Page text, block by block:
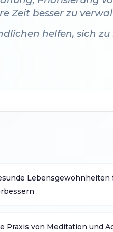
Zeit besser zu
helfen, sich zu
Lebensgewohnheiten
Praxis von Meditation und